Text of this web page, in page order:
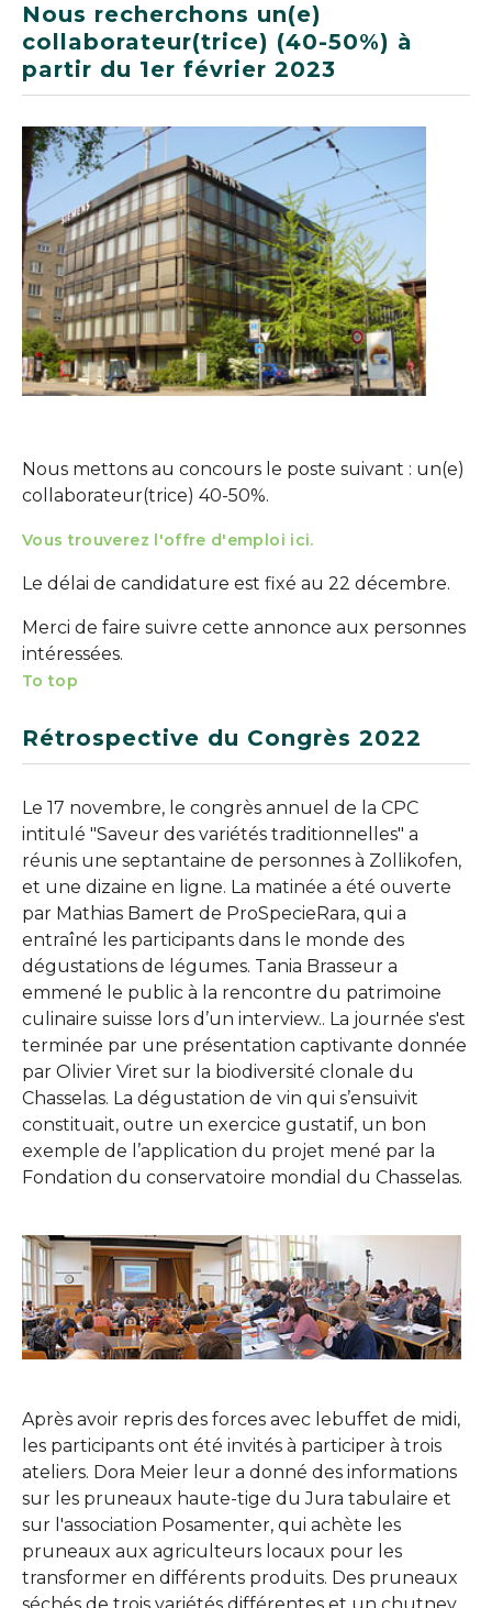
Nous recherchons un(e)
collaborateur(trice) (40-50%) à
partir du 1er février 2023
Show larger version
Nous mettons au concours le poste suivant : un(e)
collaborateur(trice) 40-50%.
Vous trouverez l'offre d'emploi ici.
Le délai de candidature est fixé au 22 décembre.
Merci de faire suivre cette annonce aux personnes
intéressées.
To top
Rétrospective du Congrès 2022
Show larger version Show larger version
Le 17 novembre, le congrès annuel de la CPC
intitulé "Saveur des variétés traditionnelles" a
réunis une septantaine de personnes à Zollikofen,
et une dizaine en ligne. La matinée a été ouverte
par Mathias Bamert de ProSpecieRara, qui a
entraîné les participants dans le monde des
dégustations de légumes. Tania Brasseur a
emmené le public à la rencontre du patrimoine
culinaire suisse lors d’un interview.. La journée s'est
terminée par une présentation captivante donnée
par Olivier Viret sur la biodiversité clonale du
Chasselas. La dégustation de vin qui s’ensuivit
constituait, outre un exercice gustatif, un bon
exemple de l’application du projet mené par la
Fondation du conservatoire mondial du Chasselas.
Après avoir repris des forces avec lebuffet de midi,
les participants ont été invités à participer à trois
ateliers. Dora Meier leur a donné des informations
sur les pruneaux haute-tige du Jura tabulaire et
sur l'association Posamenter, qui achète les
pruneaux aux agriculteurs locaux pour les
transformer en différents produits. Des pruneaux